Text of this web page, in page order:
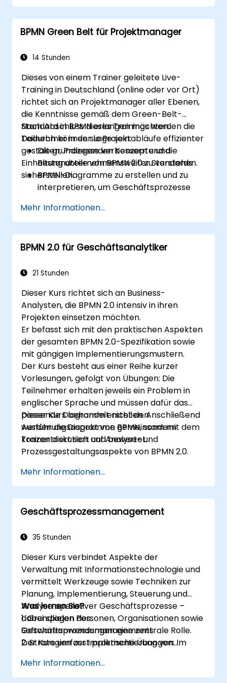
BPMN Green Belt für Projektmanager
14 Stunden
Dieses von einem Trainer geleitete Live-
Training in Deutschland (online oder vor Ort)
richtet sich an Projektmanager aller Ebenen,
die Kenntnisse gemäß dem Green-Belt-
Standard in BPMN erlangen möchten.
Dadurch können sie Projektabläufe effizienter
gestalten, Prozesse verbessern und die
Einhaltung unternehmensweiter Standards
sicherstellen.
Nach Abschluss dieses Trainings werden die
Teilnehmer in der Lage sein:
Die grundlegenden Konzepte und
Bestandteile von BPMN 2.0 zu verstehen.
BPMN-Diagramme zu erstellen und zu
interpretieren, um Geschäftsprozesse
Arbeitsabläufe mithilfe bewährter
Praktiken der BPMN-Modellierung zu
optimieren.
Ineffizienzen in Geschäftsprozessen zu
BPMN in Projektmanagement- und
integrieren.
Mehr Informationen...
BPMN 2.0 für Geschäftsanalytiker
21 Stunden
Dieser Kurs richtet sich an Business-
Analysten, die BPMN 2.0 intensiv in ihren
Projekten einsetzen möchten.
Er befasst sich mit den praktischen Aspekten
der gesamten BPMN 2.0-Spezifikation sowie
mit gängigen Implementierungsmustern.
Der Kurs besteht aus einer Reihe kurzer
Vorlesungen, gefolgt von Übungen: Die
Teilnehmer erhalten jeweils ein Problem in
englischer Sprache und müssen dafür das
passende Diagramm erstellen. Anschließend
werden die Diagramme gemeinsam mit dem
Trainer diskutiert und bewertet.
Dieser Kurs behandelt nicht den
Ausführungsaspekt von BPMN, sondern
konzentriert sich auf Analyse- und
Prozessgestaltungsaspekte von BPMN 2.0.
Mehr Informationen...
Geschäftsprozessmanagement
35 Stunden
Dieser Kurs verbindet Aspekte der
Verwaltung mit Informationstechnologie und
vermittelt Werkzeuge sowie Techniken zur
Planung, Implementierung, Steuerung und
Analyse operativer Geschäftsprozesse –
dabei spielen Personen, Organisationen sowie
Softwareanwendungen eine zentrale Rolle.
Der Kurs umfasst praktische Übungen: Im
erläutert und anschließend in gezielten
Praxisübungen vertieft.
Was lernen Sie?
1. Grundlagen des
Geschäftsprozessmanagements
2. Strategien zur Implementierung von
3. Modellierung, Analyse und Gestaltung von
Prozessen
Mehr Informationen...